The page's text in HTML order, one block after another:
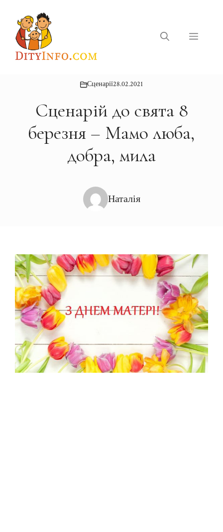
вмісту
Меню
Сценарії28.02.2021
Сценарій до свята 8
березня – Мамо люба,
добра, мила
Наталія